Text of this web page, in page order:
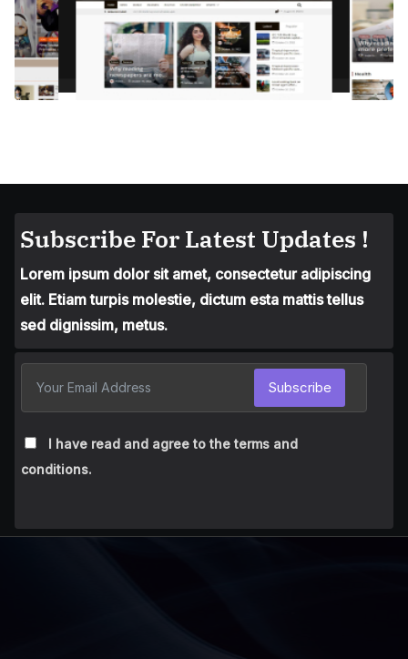
Subscribe For Latest Updates !
Lorem ipsum dolor sit amet, consectetur adipiscing
elit. Etiam turpis molestie, dictum esta mattis tellus
sed dignissim, metus.
I have read and agree to the terms and
conditions.
Subscribe